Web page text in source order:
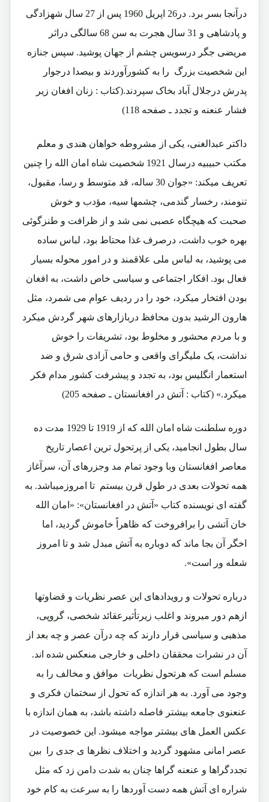
درآنجا بسر برد. در26 اپریل 1960 پس از 27 سال شهزادگی
و پادشاهی و 31 سال هجرت به سن 68 سالگی دراثر
مریضی جگر درسویس چشم از جهان پوشید. سپس جنازه
این شخصیت بزرگ را به کشورآوردند و بیصدا درجوار
پدرش درجلال آباد بخاک سپردند.(کتاب : زنان افغان زیر
فشار عنعنه و تجدد ـ صفحه 118)
داکتر عبدالغنی، یکی از مشروطه خواهان هندی و معلم
مکتب حبیبیه درسال 1921 شخصیت شاه امان الله را چنین
تعریف میکند: «جوان 30 ساله، قد متوسط و رسا، مقبول،
تنومند، رخسار گندمی، چشمها سیه، مؤدب و خوش
صحبت که هیچگاه عصبی نمی شد و از ظرافت و طنزگوئی
بهره خوب داشت، درصرف غذا محتاط بود، لباس ساده
می پوشید، به لباس ملی علاقمند و در امور محوله بسیار
فعال بود. افکار اجتماعی و سیاسی خاص داشت، به افغان
بودن افتخار میکرد، خود را در ردیف عوام می شمرد، مثل
هارون الرشید بدون محافظ دربازارهای شهر گردش میکرد
و با مردم محشور و مخلوط بود، تشریفات را خوش
نداشت، یک ملیگرای واقعی و حامی آزادی شرق و ضد
استعمار انگلیس بود، به تجدد و پیشرفت کشور مدام فکر
میکرد.» (کتاب : آتش در افغانستان ـ صفحه 205)
دوره سلطنت شاه امان الله که از 1919 تا 1929 مدت ده
سال بطول انجامید، یکی از پرتحول ترین اعصار تاریخ
معاصر افغانستان وبا وجود تمام مد وجزرهای آن، سرآغاز
همه تحولات بعدی در طول قرن بیستم تا امروزمیباشد. به
گفته ای نویسنده کتاب «آتش در افغانستان»: «امان الله
خان آتشی را برافروخت که ظاهراً خاموش گردید، اما
اخگر آن بجا ماند که دوباره به آتش مبدل شد و تا امروز
شعله ور است».
درباره تحولات و رویدادهای این عصر نظریات و قضاوتها
ازهم دور میروند و اغلب زیرتأثیرعقائد شخصی، گروپی،
مذهبی و سیاسی قرار دارند که چه درآن عصر و چه بعد از
آن در نشرات محققان داخلی و خارجی منعکس شده اند.
مسلم است که هرتحول نظریات موافق و مخالف را به
وجود می آورد. به هر اندازه که تحول از سختمان فکری و
عنعنوی جامعه بیشتر فاصله داشته باشد، به همان اندازه با
عکس العمل های بیشتر مواجه میشود. این خصوصیت در
عصر امانی مشهود گردید و اختلاف نظرها ی جدی را بین
تجددگراها و عنعنه گراها چنان به شدت دامن زد که مثل
شراره ای آتش همه دست آوردها را به سرعت به کام خود